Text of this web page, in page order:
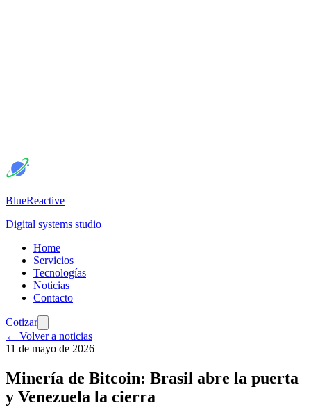
BlueReactive
Digital systems studio
Home
Servicios
Tecnologías
Noticias
Contacto
Cotizar
← Volver a noticias
11 de mayo de 2026
Minería de Bitcoin: Brasil abre la puerta
y Venezuela la cierra